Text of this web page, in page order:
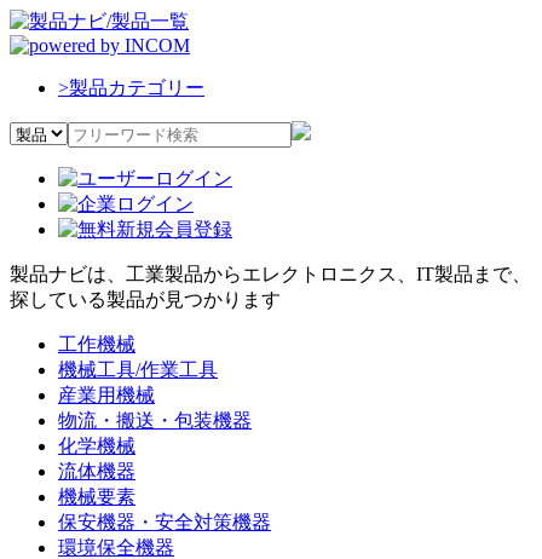
>製品カテゴリー
製品ナビは、工業製品からエレクトロニクス、IT製品まで、
探している製品が見つかります
工作機械
機械工具/作業工具
産業用機械
物流・搬送・包装機器
化学機械
流体機器
機械要素
保安機器・安全対策機器
環境保全機器